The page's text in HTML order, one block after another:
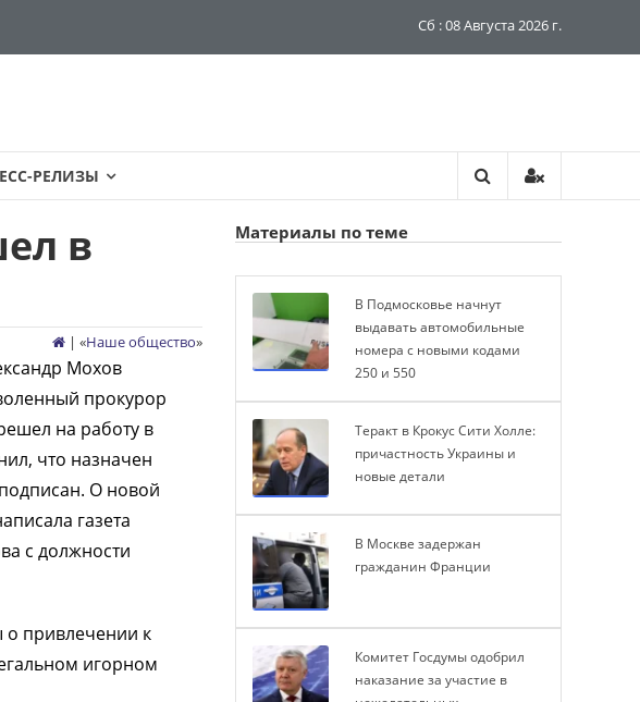
Сб : 08 Августа 2026 г.
РЕЛИЗЫ
в
| «Наше общество»
Мохов
прокурор
на работу в
что назначен
О новой
газета
с должности
о привлечении к
игорном
Материалы по теме
В Подмосковье начнут
выдавать автомобильные
номера с новыми кодами
250 и 550
Теракт в Крокус Сити Холле:
причастность Украины и
новые детали
В Москве задержан
гражданин Франции
Комитет Госдумы одобрил
наказание за участие в